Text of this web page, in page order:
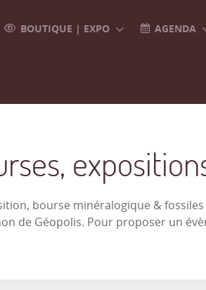
BOUTIQUE | EXPO AGENDA
bourse minéralogique & fossiles
de Géopolis. Pour proposer un